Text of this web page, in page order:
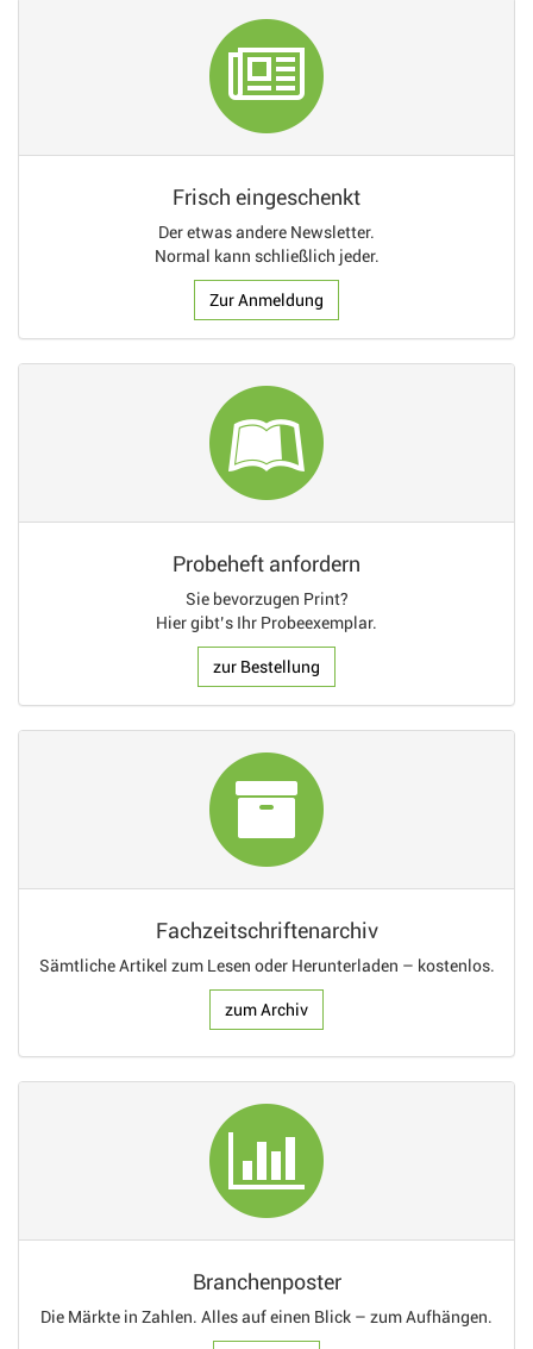
Frisch eingeschenkt
Der etwas andere Newsletter.
Normal kann schließlich jeder.
Zur Anmeldung
Probeheft anfordern
Sie bevorzugen Print?
Hier gibt’s Ihr Probeexemplar.
zur Bestellung
Fachzeitschriftenarchiv
Sämtliche Artikel zum Lesen oder Herunterladen – kostenlos.
zum Archiv
Branchenposter
Die Märkte in Zahlen. Alles auf einen Blick – zum Aufhängen.